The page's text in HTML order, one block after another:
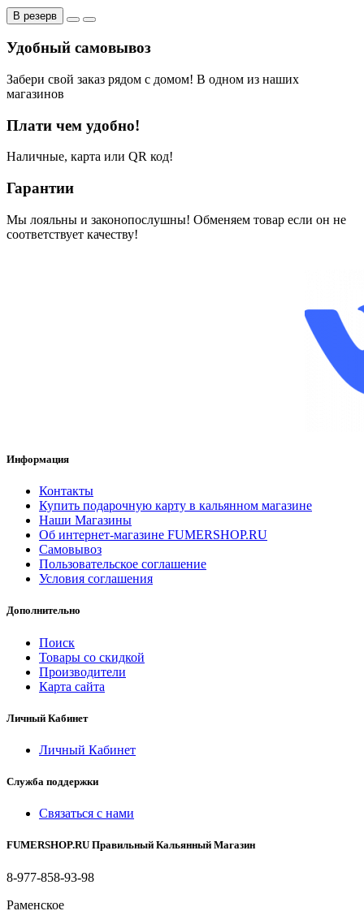
В резерв
Удобный самовывоз
Забери свой заказ рядом с домом! В одном из наших
магазинов
Плати чем удобно!
Наличные, карта или QR код!
Гарантии
Мы лояльны и законопослушны! Обменяем товар если он не
соответствует качеству!
Информация
Контакты
Купить подарочную карту в кальянном магазине
Наши Магазины
Об интернет-магазине FUMERSHOP.RU
Самовывоз
Пользовательское соглашение
Условия соглашения
Дополнительно
Поиск
Товары со скидкой
Производители
Карта сайта
Личный Кабинет
Личный Кабинет
Служба поддержки
Связаться с нами
FUMERSHOP.RU Правильный Кальянный Магазин
8-977-858-93-98
Раменское